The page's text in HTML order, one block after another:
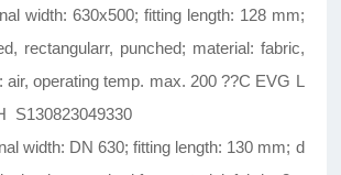
width: 630x500; fitting length: 128 mm;
rectangularr, punched; material: fabric,
air, operating temp. max. 200 ??C EVG L
S130823049330
width: DN 630; fitting length: 130 mm; d